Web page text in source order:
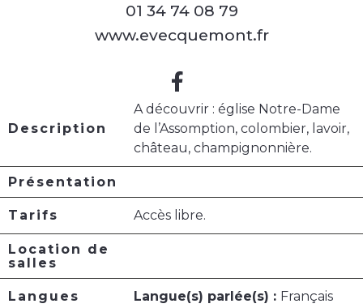
01 34 74 08 79
www.evecquemont.fr
Description
A découvrir : église Notre-Dame
de l’Assomption, colombier, lavoir,
château, champignonnière.
Présentation
Tarifs Accès libre.
Location de
salles
Langues Langue(s) parlée(s) : Français